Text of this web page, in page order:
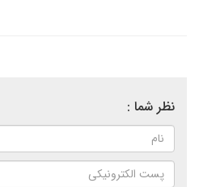
نظر شما :